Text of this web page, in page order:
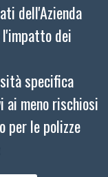
dell'Azienda
dei
specifica
ai meno rischiosi
per le polizze